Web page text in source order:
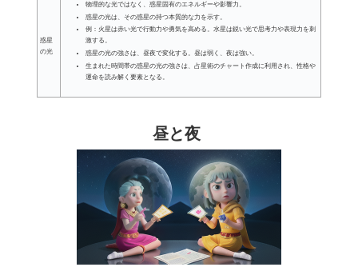
惑星
の光
物理的な光ではなく、惑星固有のエネルギーや影響力。
惑星の光は、その惑星の持つ本質的な力を示す。
例：火星は赤い光で行動力や勇気を高める。水星は鋭い光で思考力や表現力を刺
激する。
惑星の光の強さは、昼夜で変化する。昼は弱く、夜は強い。
生まれた時間帯の惑星の光の強さは、占星術のチャート作成に利用され、性格や
運命を読み解く要素となる。
昼と夜